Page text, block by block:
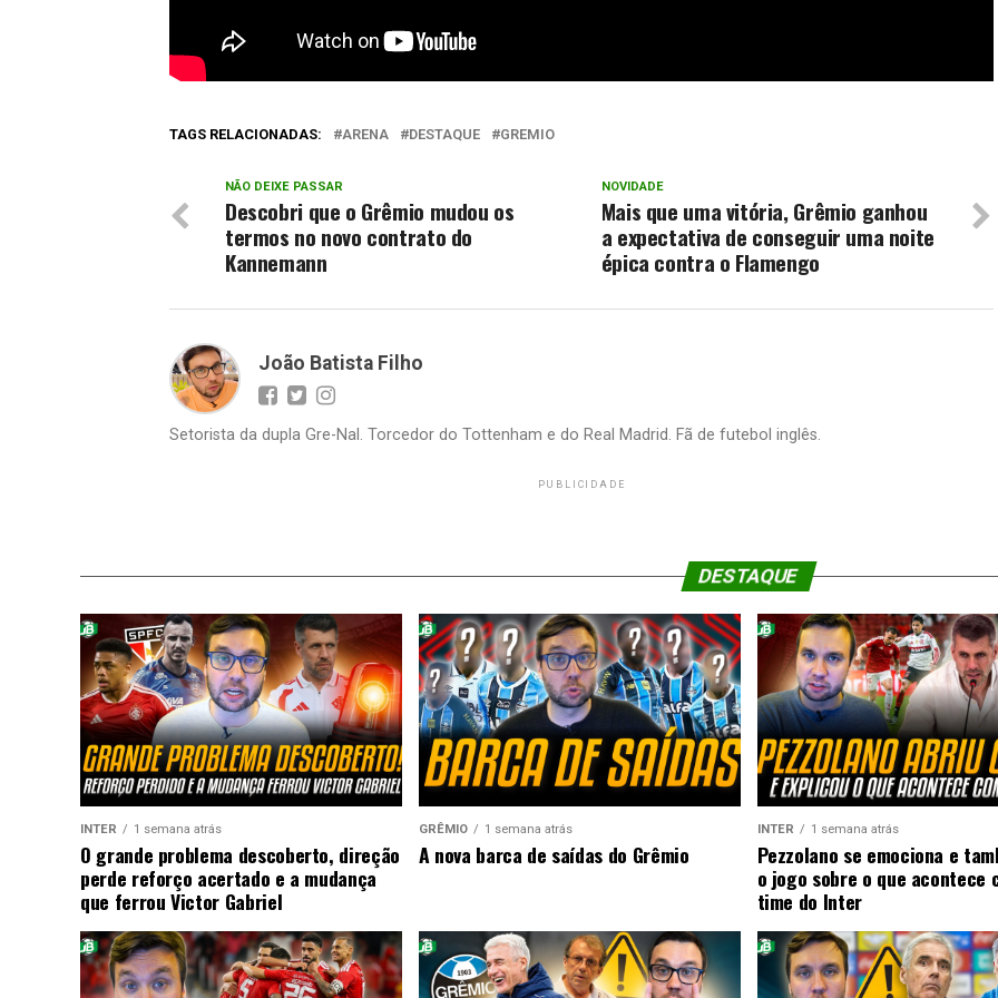
TAGS RELACIONADAS: ARENA DESTAQUE GREMIO
NOVIDADE
Mais que uma vitória, Grêmio ganhou
a expectativa de conseguir uma noite
épica contra o Flamengo
NÃO DEIXE PASSAR
Descobri que o Grêmio mudou os
termos no novo contrato do
Kannemann
João Batista Filho
Setorista da dupla Gre-Nal. Torcedor do Tottenham e do Real Madrid. Fã de futebol inglês.
PUBLICIDADE
DESTAQUE
INTER 1 semana atrás
O grande problema descoberto, direção
perde reforço acertado e a mudança
que ferrou Victor Gabriel
GRÊMIO 1 semana atrás
A nova barca de saídas do Grêmio
INTER 1 semana atrás
Pezzolano se emociona e
o jogo sobre o que acontece
time do Inter